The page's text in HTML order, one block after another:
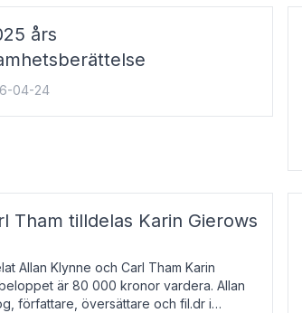
års
04-24
Tham tilldelas Karin Gierows
Allan Klynne och Carl Tham Karin
är 80 000 kronor vardera. Allan
författare, översättare och fil.dr i